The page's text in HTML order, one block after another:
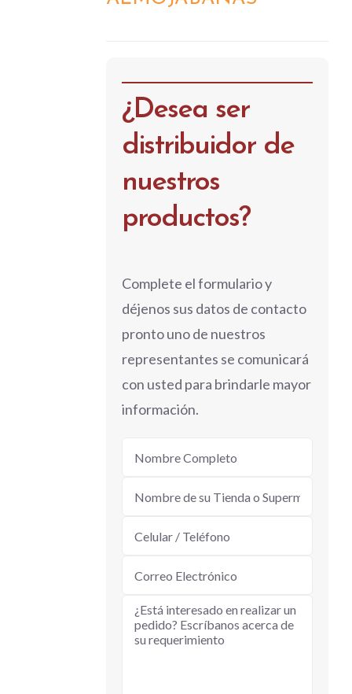
¿Desea ser
distribuidor de
nuestros
productos?
Complete el formulario y
déjenos sus datos de contacto
pronto uno de nuestros
representantes se comunicará
con usted para brindarle mayor
información.